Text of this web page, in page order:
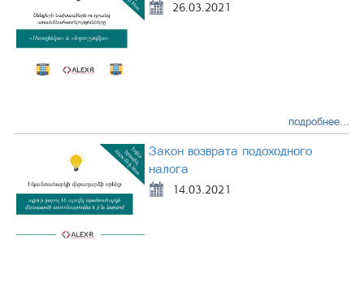
26.03.2021
подробнее...
Закон возврата подоходного
налога
14.03.2021